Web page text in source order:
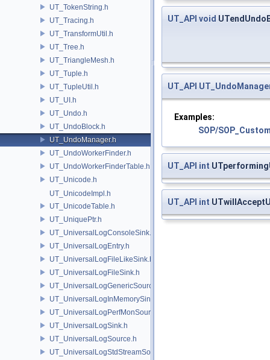
UT_TokenString.h
UT_Tracing.h
UT_TransformUtil.h
UT_Tree.h
UT_TriangleMesh.h
UT_Tuple.h
UT_TupleUtil.h
UT_UI.h
UT_Undo.h
UT_UndoBlock.h
UT_UndoManager.h
UT_UndoWorkerFinder.h
UT_UndoWorkerFinderTable.h
UT_Unicode.h
UT_UnicodeImpl.h
UT_UnicodeTable.h
UT_UniquePtr.h
UT_UniversalLogConsoleSink.h
UT_UniversalLogEntry.h
UT_UniversalLogFileLikeSink.h
UT_UniversalLogFileSink.h
UT_UniversalLogGenericSource.h
UT_UniversalLogInMemorySink.h
UT_UniversalLogPerfMonSource.h
UT_UniversalLogSink.h
UT_UniversalLogSource.h
UT_UniversalLogStdStreamSource.h
UT_API void
UT_API
Examples:
SOP/
UT_API int
UT_API int